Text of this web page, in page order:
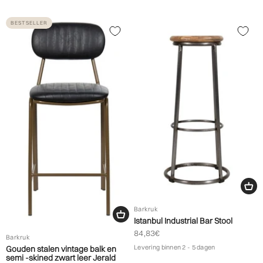
BESTSELLER
Barkruk
Gouden stalen vintage balk en
semi -skined zwart leer Jerald
Barkruk
Istanbul Industrial Bar Stool
Biedprijs aanbieden
84,83€
Levering binnen 2 - 5 dagen